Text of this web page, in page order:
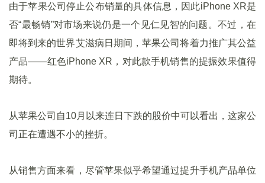
由于苹果公司停止公布销量的具体信息，因此iPhone XR是
否“最畅销”对市场来说仍是一个见仁见智的问题。不过，在
即将到来的世界艾滋病日期间，苹果公司将着力推广其公益
产品——红色iPhone XR，对此款手机销售的提振效果值得
期待。
从苹果公司自10月以来连日下跌的股价中可以看出，这家公
司正在遭遇不小的挫折。
从销售方面来看，尽管苹果似乎希望通过提升手机产品单位